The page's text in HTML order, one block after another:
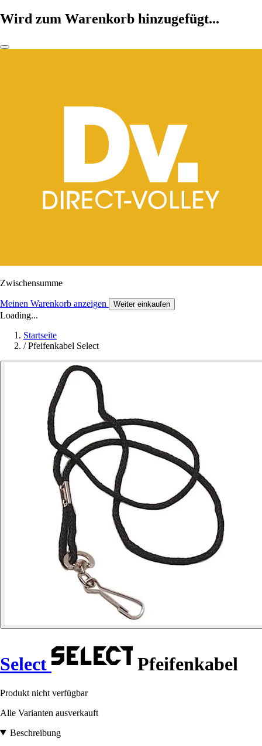
Wird zum Warenkorb hinzugefügt...
Zwischensumme
Meinen Warenkorb anzeigen Weiter einkaufen
Loading...
Startseite
/ Pfeifenkabel Select
Select Pfeifenkabel
Produkt nicht verfügbar
Alle Varianten ausverkauft
Beschreibung